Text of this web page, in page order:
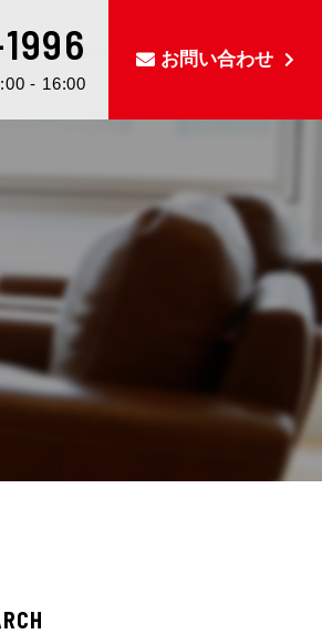
- 16:00
お問い合わせ